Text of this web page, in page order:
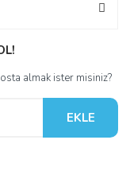
almak ister misiniz?
EKLE